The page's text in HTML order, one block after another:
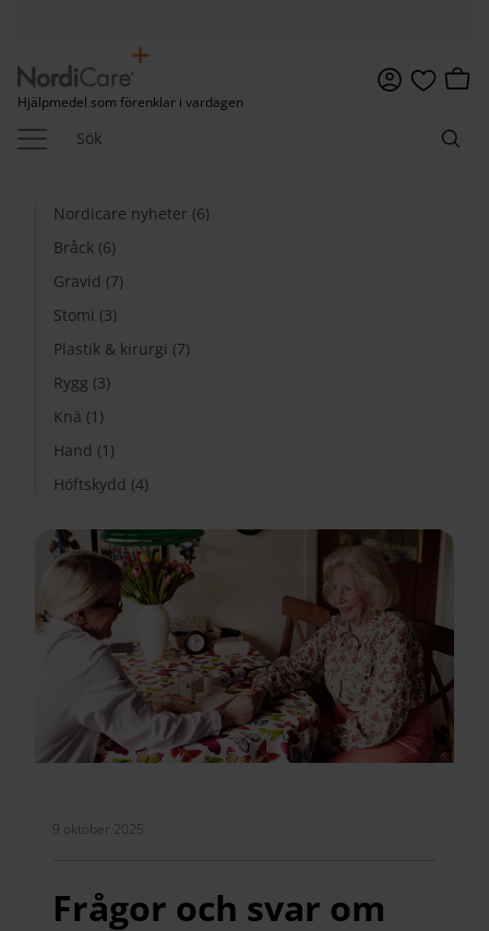
Hjälpmedel som förenklar i vardagen
Favoriter
Nordicare nyheter (6)
Bråck (6)
Gravid (7)
Stomi (3)
Plastik & kirurgi (7)
Rygg (3)
Knä (1)
Hand (1)
Höftskydd (4)
9 oktober 2025
Frågor och svar om